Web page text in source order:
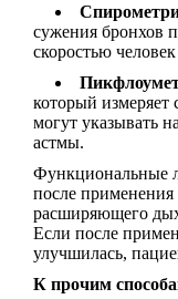
сужения бронхов
скоростью
который измеряет
могут указывать
астмы.
Функциональные
после применения
расширяющего
Если после
улучшилась,
К прочим